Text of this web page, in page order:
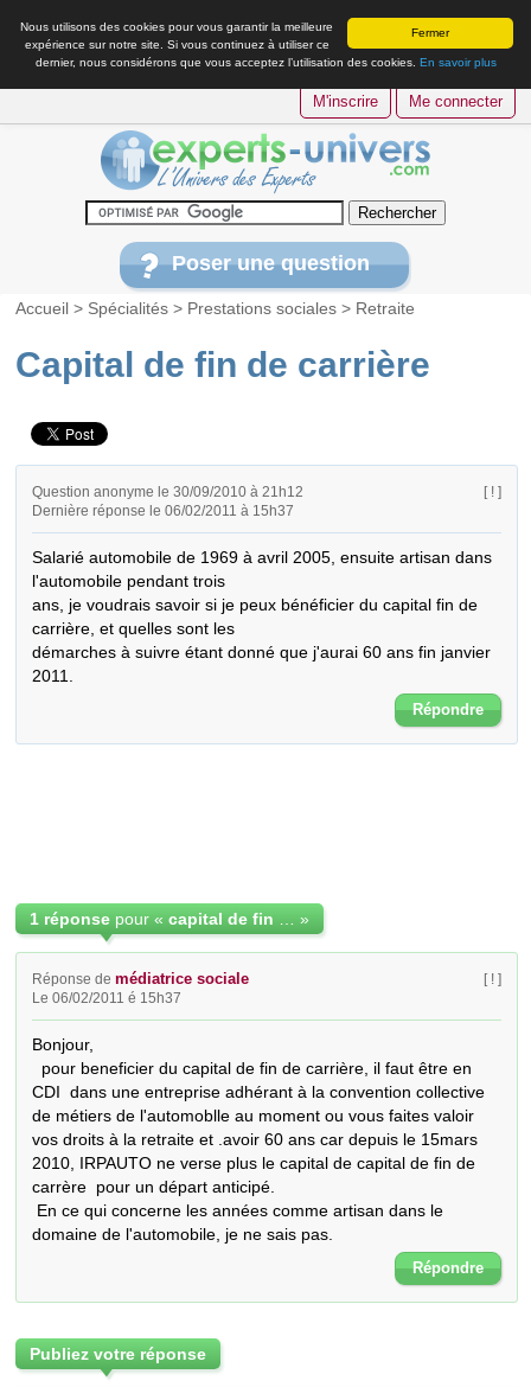
Fermer
Nous utilisons des cookies pour vous garantir la meilleure
expérience sur notre site. Si vous continuez à utiliser ce
dernier, nous considérons que vous acceptez l’utilisation des cookies. En savoir plus
M'inscrire Me connecter
Poser une question
Accueil > Spécialités > Prestations sociales > Retraite
Capital de fin de carrière
Question anonyme le 30/09/2010 à 21h12
Dernière réponse le 06/02/2011 à 15h37
[ ! ]
Salarié automobile de 1969 à avril 2005, ensuite artisan dans
l'automobile pendant trois
ans, je voudrais savoir si je peux bénéficier du capital fin de
carrière, et quelles sont les
démarches à suivre étant donné que j'aurai 60 ans fin janvier
2011.
Répondre
1 réponse pour « »
Réponse demédiatrice sociale
Le 06/02/2011 é 15h37
[ ! ]
Bonjour,
CDI  dans une entreprise adhérant à la convention collective
de métiers de l'automoblle au moment ou vous faites valoir
vos droits à la retraite et .avoir 60 ans car depuis le 15mars
2010, IRPAUTO ne verse plus le capital de capital de fin de
carrère  pour un départ anticipé.
domaine de l'automobile, je ne sais pas.
Répondre
Publiez votre réponse